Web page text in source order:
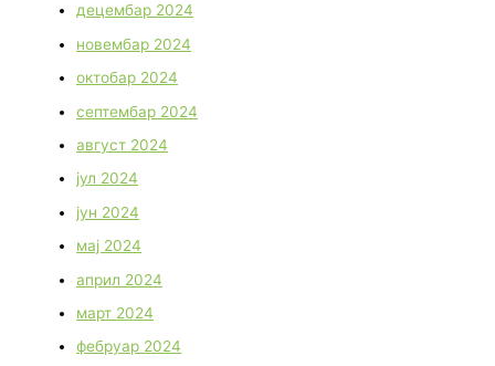
децембар 2024
новембар 2024
октобар 2024
септембар 2024
август 2024
јул 2024
јун 2024
мај 2024
април 2024
март 2024
фебруар 2024